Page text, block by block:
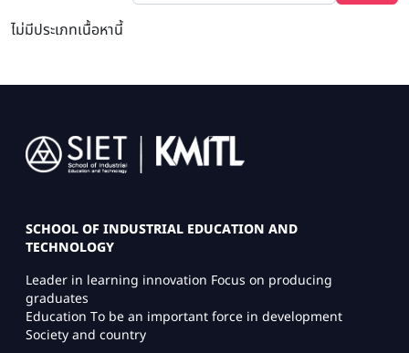
ไม่มีประเภทเนื้อหานี้
Image
SCHOOL OF INDUSTRIAL EDUCATION AND
TECHNOLOGY
Leader in learning innovation Focus on producing
graduates
Education To be an important force in development
Society and country